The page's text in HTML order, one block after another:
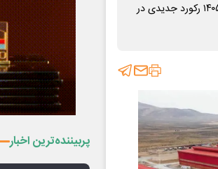
و ریخته گری، توانستند با تولید ۴۳ هزار و ۳۰ تن فولاد خام در خردادماه سال ،۱۴۰۵ رکورد جدیدی در
پربیننده‌ترین اخبار